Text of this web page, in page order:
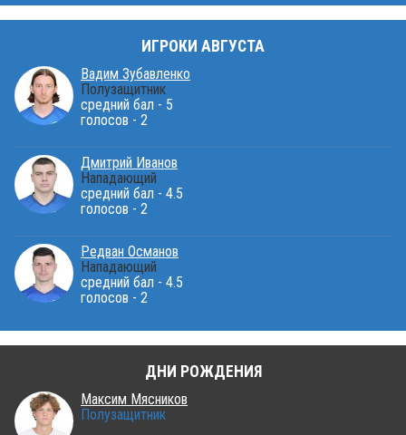
ИГРОКИ АВГУСТА
Вадим Зубавленко
Полузащитник
средний бал - 5
голосов - 2
Дмитрий Иванов
Нападающий
средний бал - 4.5
голосов - 2
Редван Османов
Нападающий
средний бал - 4.5
голосов - 2
ДНИ РОЖДЕНИЯ
Максим Мясников
Полузащитник